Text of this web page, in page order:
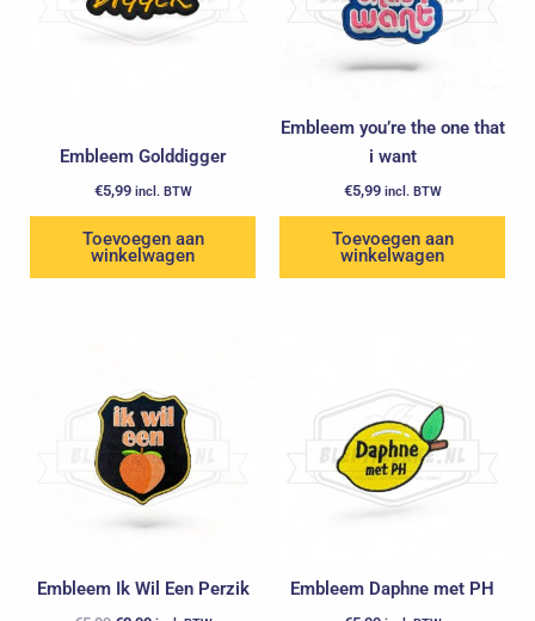
Embleem Golddigger
€5,99 incl. BTW
Toevoegen aan
winkelwagen
Embleem you’re the one that
i want
€5,99 incl. BTW
Toevoegen aan
winkelwagen
Embleem Ik Wil Een Perzik
€5,99.€3,99.
Embleem Daphne met PH